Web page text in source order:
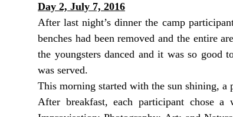
Day 2, July 7, 2016
After last night’s dinner the camp
benches had been removed and the entire
the youngsters danced and it was so good
was served.
This morning started with the sun shining, a
After breakfast, each participant chose